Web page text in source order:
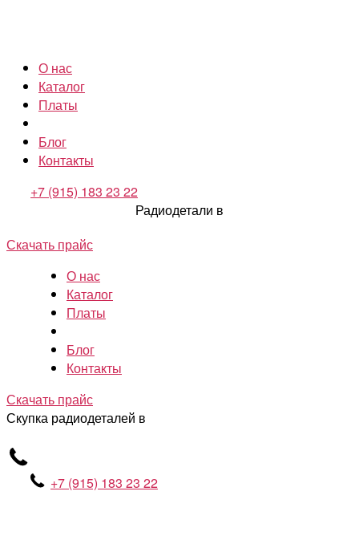
О нас
Каталог
Платы
Блог
Контакты
+7 (915) 183 23 22
Радиодетали в
Скачать прайс
О нас
Каталог
Платы
Блог
Контакты
Скачать прайс
Скупка радиодеталей в
+7 (915) 183 23 22